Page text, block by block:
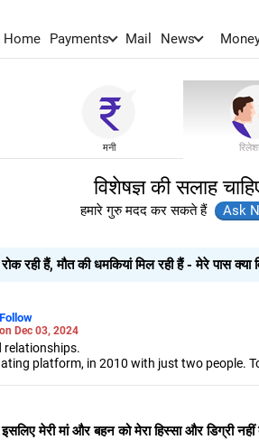
Home Payments Mail News
मनी
विशेषज्ञ की सलाह
हमारे गुरु मदद कर सकते हैं
रही हैं, मौत की धमकियां मिल रही हैं - मेरे पास क्या
Follow
Dec 03, 2024
relationships.
platform, in 2010 with just two people.
मेरी मां और बहन को मेरा हिस्सा और डिग्री